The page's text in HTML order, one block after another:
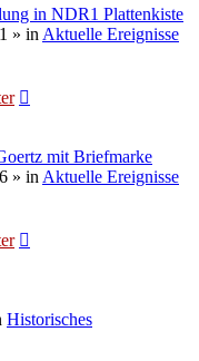
in NDR1 Plattenkiste
» in Aktuelle Ereignisse
mit Briefmarke
» in Aktuelle Ereignisse
Historisches